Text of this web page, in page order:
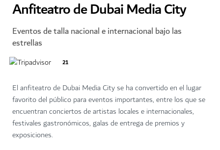
Anfiteatro de Dubai Media City
Eventos de talla nacional e internacional bajo las
estrellas
21
El anfiteatro de Dubai Media City se ha convertido en el lugar
favorito del público para eventos importantes, entre los que se
encuentran conciertos de artistas locales e internacionales,
festivales gastronómicos, galas de entrega de premios y
exposiciones.